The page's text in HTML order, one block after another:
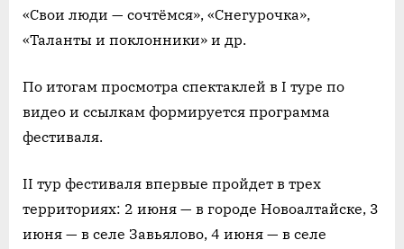
«Свои люди — сочтёмся», «Снегурочка»,
«Таланты и поклонники» и др.
По итогам просмотра спектаклей в I туре по
видео и ссылкам формируется программа
фестиваля.
II тур фестиваля впервые пройдет в трех
территориях: 2 июня — в городе Новоалтайске, 3
июня — в селе Завьялово, 4 июня — в селе